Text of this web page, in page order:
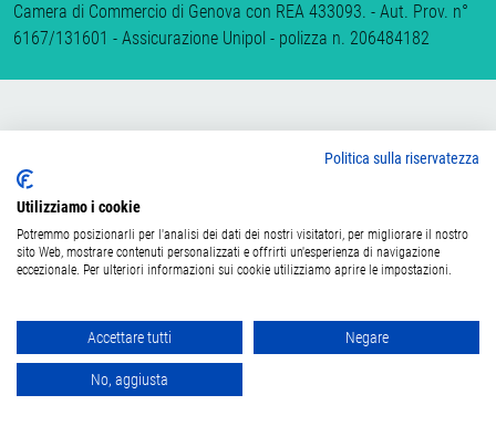
Camera di Commercio di Genova con REA 433093. - Aut. Prov. n°
6167/131601 - Assicurazione Unipol - polizza n. 206484182
Politica sulla riservatezza
Utilizziamo i cookie
Potremmo posizionarli per l'analisi dei dati dei nostri visitatori, per migliorare il nostro
sito Web, mostrare contenuti personalizzati e offrirti un'esperienza di navigazione
eccezionale. Per ulteriori informazioni sui cookie utilizziamo aprire le impostazioni.
Accettare tutti Negare
No, aggiusta